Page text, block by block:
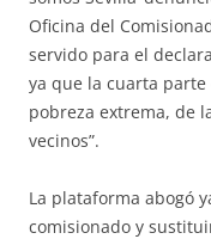
Oficina del
servido para el
ya que la cuarta
pobreza extrema, de
vecinos”.
La plataforma abogó
comisionado y